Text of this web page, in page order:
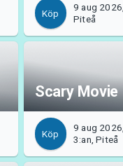
Köp
9 aug
Piteå
Scary Movie
Köp
9 aug
3:an, Piteå